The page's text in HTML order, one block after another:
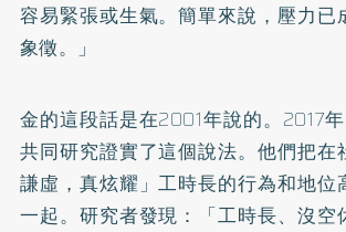
容易緊張或生氣。簡單來說，壓力已
象徵。」
金的這段話是在2001年說的。2017
共同研究證實了這個說法。他們把在
謙虛，真炫耀」工時長的行為和地位
一起。研究者發現：「工時長、沒空